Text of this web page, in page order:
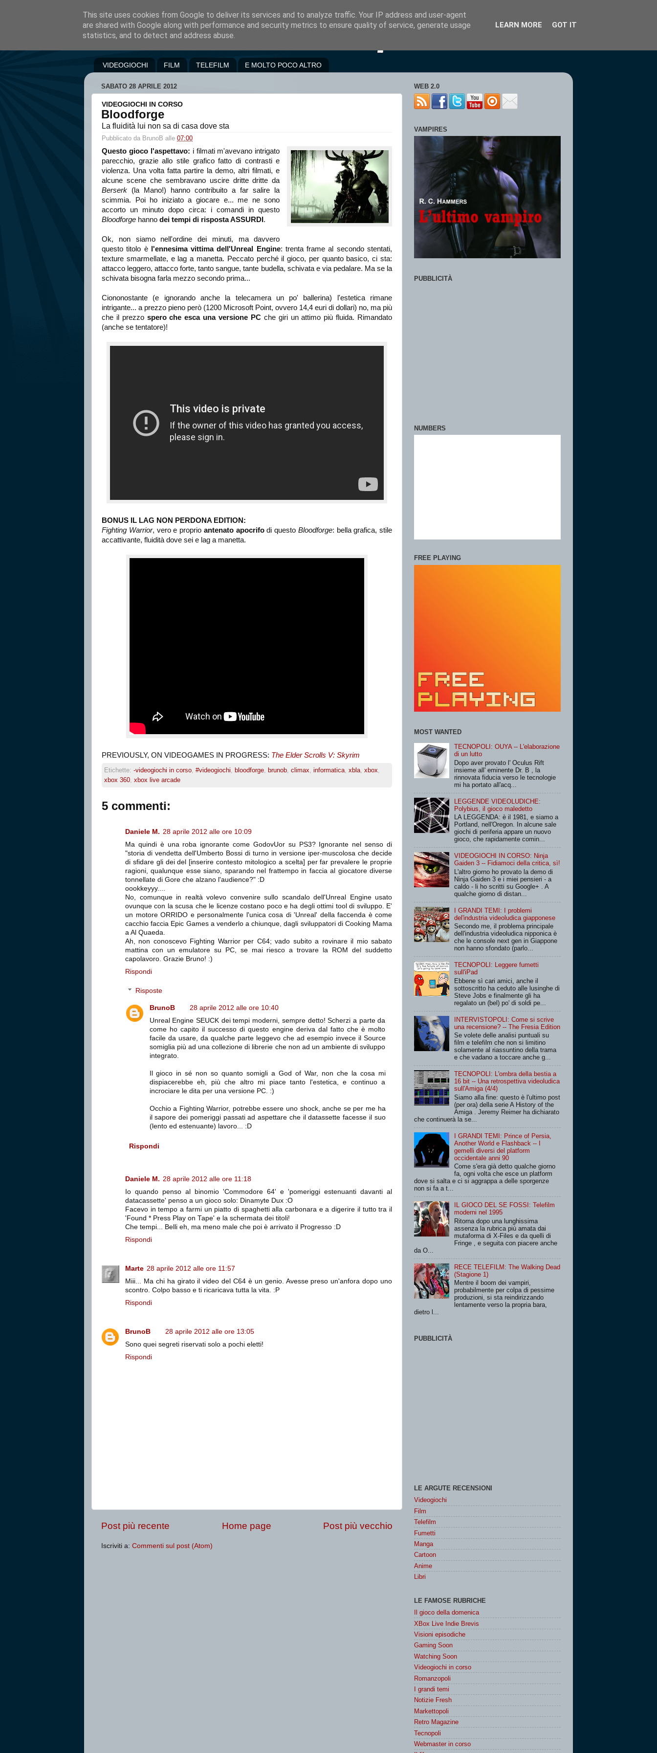
VIDEOGIOCHI FILM TELEFILM E MOLTO POCO ALTRO
SABATO 28 APRILE 2012
VIDEOGIOCHI IN CORSO
Bloodforge
La fluidità lui non sa di casa dove sta
Pubblicato da BrunoB alle 07:00
Questo gioco l'aspettavo: i filmati m'avevano intrigato
parecchio, grazie allo stile grafico fatto di contrasti e
violenza. Una volta fatta partire la demo, altri filmati, e
alcune scene che sembravano uscire dritte dritte da
Berserk (la Mano!) hanno contribuito a far salire la
scimmia. Poi ho iniziato a giocare e... me ne sono
accorto un minuto dopo circa: i comandi in questo
Bloodforge hanno dei tempi di risposta ASSURDI .
Ok, non siamo nell'ordine dei minuti, ma davvero
questo titolo è
l'ennesima vittima dell'Unreal Engine: trenta frame al secondo stentati,
texture smarmellate, e lag a manetta. Peccato perché il gioco, per quanto basico, ci sta:
attacco leggero, attacco forte, tanto sangue, tante budella, schivata e via pedalare. Ma se la
schivata bisogna farla mezzo secondo prima...
Ciononostante (e ignorando anche la telecamera un po' ballerina) l'estetica rimane
intrigante... a prezzo pieno però (1200 Microsoft Point, ovvero 14,4 euri di dollari) no, ma più
che il prezzo spero che esca una versione PCche giri un attimo più fluida. Rimandato
(anche se tentatore)!
BONUS IL LAG NON PERDONA EDITION:
Fighting Warrior, vero e proprio antenato apocrifodi questo Bloodforge: bella grafica, stile
accattivante, fluidità dove sei e lag a manetta.
PREVIOUSLY, ON VIDEOGAMES IN PROGRESS: The Elder Scrolls V: Skyrim
Etichette: -videogiochi in corso, #videogiochi, bloodforge, brunob, climax, informatica, xbla, xbox,
xbox 360, xbox live arcade
5 commenti:
Daniele M. 28 aprile 2012 alle ore 10:09
Ma quindi è una roba ignorante come GodovUor su PS3? Ignorante nel senso di
"storia di vendetta dell'Umberto Bossi di turno in versione iper-muscolosa che decide
di sfidare gli dei del [inserire contesto mitologico a scelta] per far prevalere le proprie
ragioni, qualunque esse siano, sparando nel frattempo in faccia al giocatore diverse
tonnellate di Gore che alzano l'audience?" :D
oookkeyyy....
No, comunque in realtà volevo convenire sullo scandalo dell'Unreal Engine usato
ovunque con la scusa che le licenze costano poco e ha degli ottimi tool di sviluppo. E'
un motore ORRIDO e personalmente l'unica cosa di 'Unreal' della faccenda è come
cacchio faccia Epic Games a venderlo a chiunque, dagli sviluppatori di Cooking Mama
a Al Quaeda.
Ah, non conoscevo Fighting Warrior per C64; vado subito a rovinare il mio sabato
mattina con un emulatore su PC, se mai riesco a trovare la ROM del suddetto
capolavoro. Grazie Bruno! :)
Rispondi
Risposte
BrunoB
28 aprile 2012 alle ore 10:40
Unreal Engine SEUCK dei tempi moderni, sempre detto! Scherzi a parte da
come ho capito il successo di questo engine deriva dal fatto che è molto
facile da usare, da qualche parte leggevo che ad esempio invece il Source
somiglia più ad una collezione di librerie che non ad un ambiente di sviluppo
integrato.
Il gioco in sé non so quanto somigli a God of War, non che la cosa mi
dispiacerebbe eh, più che altro mi piace tanto l'estetica, e continuo a
incrociare le dita per una versione PC. :)
Occhio a Fighting Warrior, potrebbe essere uno shock, anche se per me ha
il sapore dei pomeriggi passati ad aspettare che il datassette facesse il suo
(lento ed estenuante) lavoro... :D
Rispondi
Daniele M. 28 aprile 2012 alle ore 11:18
Io quando penso al binomio 'Commodore 64' e 'pomeriggi estenuanti davanti al
datacassette' penso a un gioco solo: Dinamyte Dux :O
Facevo in tempo a farmi un piatto di spaghetti alla carbonara e a digerire il tutto tra il
'Found * Press Play on Tape' e la schermata dei titoli!
Che tempi... Belli eh, ma meno male che poi è arrivato il Progresso :D
Rispondi
Marte 28 aprile 2012 alle ore 11:57
Miii... Ma chi ha girato il video del C64 è un genio. Avesse preso un'anfora dopo uno
scontro. Colpo basso e ti ricaricava tutta la vita. :P
Rispondi
BrunoB
28 aprile 2012 alle ore 13:05
Sono quei segreti riservati solo a pochi eletti!
Rispondi
Post più recente Post più vecchio
Home page
Iscriviti a: Commenti sul post (Atom)
WEB 2.0
VAMPIRES
PUBBLICITÀ
NUMBERS
FREE PLAYING
MOST WANTED
TECNOPOLI: OUYA -- L'elaborazione
di un lutto
Dopo aver provato l' Oculus Rift
insieme all' eminente Dr. B , la
rinnovata fiducia verso le tecnologie
mi ha portato all'acq...
LEGGENDE VIDEOLUDICHE:
Polybius, il gioco maledetto
LA LEGGENDA: è il 1981, e siamo a
Portland, nell'Oregon. In alcune sale
giochi di periferia appare un nuovo
gioco, che rapidamente comin...
VIDEOGIOCHI IN CORSO: Ninja
Gaiden 3 -- Fidiamoci della critica, sì!
L'altro giorno ho provato la demo di
Ninja Gaiden 3 e i miei pensieri - a
caldo - li ho scritti su Google+ . A
qualche giorno di distan...
I GRANDI TEMI: I problemi
del'industria videoludica giapponese
Secondo me, il problema principale
dell'industria videoludica nipponica è
che le console next gen in Giappone
non hanno sfondato (parlo...
TECNOPOLI: Leggere fumetti
sull'iPad
Ebbene sì cari amici, anche il
sottoscritto ha ceduto alle lusinghe di
Steve Jobs e finalmente gli ha
regalato un (bel) po' di soldi pe...
INTERVISTOPOLI: Come si scrive
una recensione? -- The Fresia Edition
Se volete delle analisi puntuali su
film e telefilm che non si limitino
solamente al riassuntino della trama
e che vadano a toccare anche g...
TECNOPOLI: L'ombra della bestia a
16 bit -- Una retrospettiva videoludica
sull'Amiga (4/4)
Siamo alla fine: questo è l'ultimo post
(per ora) della serie A History of the
Amiga . Jeremy Reimer ha dichiarato
che continuerà la se...
I GRANDI TEMI: Prince of Persia,
Another World e Flashback -- I
gemelli diversi del platform
occidentale anni 90
Come s'era già detto qualche giorno
fa, ogni volta che esce un platform
dove si salta e ci si aggrappa a delle sporgenze
non si fa a t...
IL GIOCO DEL SE FOSSI: Telefilm
moderni nel 1995
Ritorna dopo una lunghissima
assenza la rubrica più amata dai
mutaforma di X-Files e da quelli di
Fringe , e seguita con piacere anche
da O...
RECE TELEFILM: The Walking Dead
(Stagione 1)
Mentre il boom dei vampiri,
probabilmente per colpa di pessime
produzioni, si sta reindirizzando
lentamente verso la propria bara,
dietro l...
PUBBLICITÀ
LE ARGUTE RECENSIONI
Videogiochi
Film
Telefilm
Fumetti
Manga
Cartoon
Anime
Libri
LE FAMOSE RUBRICHE
Il gioco della domenica
XBox Live Indie Brevis
Visioni episodiche
Gaming Soon
Watching Soon
Videogiochi in corso
Romanzopoli
I grandi temi
Notizie Fresh
Markettopoli
Retro Magazine
Tecnopoli
Webmaster in corso
This site uses cookies from Google to deliver its services and to analyze traffic. Your IP address and user-agent
are shared with Google along with performance and security metrics to ensure quality of service, generate usage
statistics, and to detect and address abuse.
LEARN MORE GOT IT